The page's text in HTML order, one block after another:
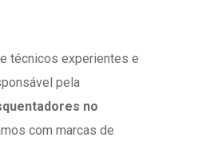
técnicos experientes e
pela
no
com marcas de